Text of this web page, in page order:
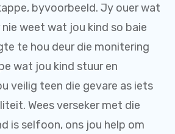
byvoorbeeld. Jy ouer wat
weet wat jou kind so baie
te hou deur die monitering
wat jou kind stuur en
veilig teen die gevare as iets
Wees verseker met die
is selfoon, ons jou help om